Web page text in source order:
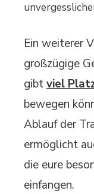
Ein weiterer
großzügige
gibtviel
bewegen
Ablauf der
ermöglicht
die eure
einfangen.